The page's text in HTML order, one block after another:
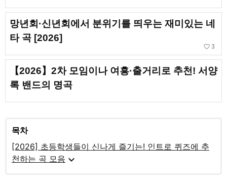
망년회·신년회에서 분위기를 띄우는 재미있는 네
타 곡 [2026]
favorite_border 3
【2026】2차 모임이나 여흥·출거리로 추천! 서양
록 밴드의 명곡
목차
[2026] 초등학생들이 신나게 즐기는! 인트로 퀴즈에 추
천하는 곡 모음 expand_more